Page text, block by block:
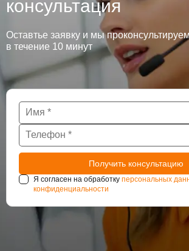
консультация
Оставтье заявку и мы
в течение 10 минут
Я согласен на обработку персональных
конфиденциальности